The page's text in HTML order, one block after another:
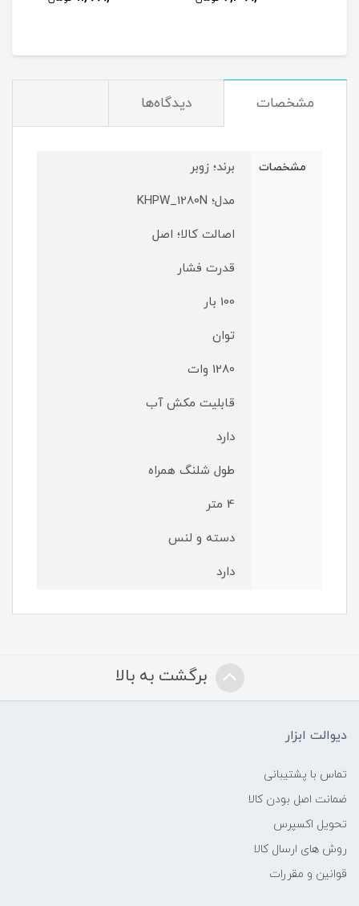
مشخصات دیدگاه‌ها
مشخصات
برند؛ زوبر
مدل؛ KHPW_1280N
اصالت کالا؛ اصل
قدرت فشار
100 بار
توان
1280 وات
قابلیت مکش آب
دارد
طول شلنگ همراه
4 متر
دسته و لنس
دارد
برگشت به بالا
دیوالت ابزار
تماس با پشتیبانی
ضمانت اصل بودن کالا
تحویل اکسپرس
روش های ارسال کالا
قوانین و مقررات